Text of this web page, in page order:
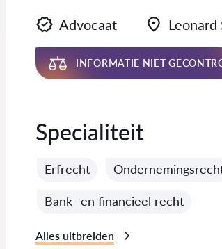
Advocaat
INFORMATIE NIET
Specialiteit
Erfrecht
Bank- en financieel recht
Alles uitbreiden